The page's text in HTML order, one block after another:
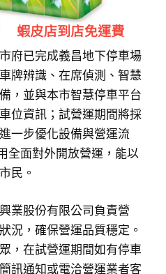
府已完成義昌地下停車場
牌辨識、在席偵測、智慧
，並與本市智慧停車平台
位資訊；試營運期間將採
一步優化設備與營運流
全面對外開放營運，能以
民。
業股份有限公司負責營
況，確保營運品質穩定。
，在試營運期間如有停車
訊通知或電洽營運業者客